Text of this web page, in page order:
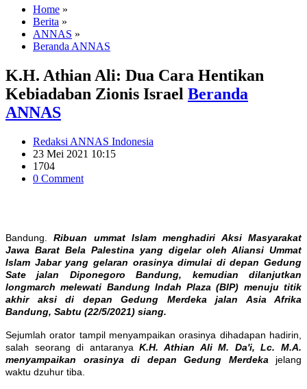
Home »
Berita »
ANNAS »
Beranda ANNAS
K.H. Athian Ali: Dua Cara Hentikan
Kebiadaban Zionis Israel Beranda
ANNAS
Redaksi ANNAS Indonesia
23 Mei 2021 10:15
1704
0 Comment
Bandung.Ribuan ummat Islam menghadiri Aksi Masyarakat
Jawa Barat Bela Palestina yang digelar oleh Aliansi Ummat
Islam Jabar yang gelaran orasinya dimulai di depan Gedung
Sate jalan Diponegoro Bandung, kemudian dilanjutkan
longmarch melewati Bandung Indah Plaza (BIP) menuju titik
akhir aksi di depan Gedung Merdeka jalan Asia Afrika
Bandung, Sabtu (22/5/2021) siang.
Sejumlah orator tampil menyampaikan orasinya dihadapan hadirin,
salah seorang di antaranyaK.H. Athian Ali M. Da'i, Lc. M.A.
menyampaikan orasinya di depan Gedung Merdekajelang
waktu dzuhur tiba.